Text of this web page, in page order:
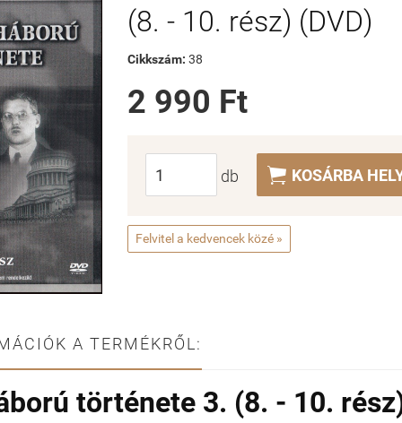
(8. - 10. rész) (DVD)
Cikkszám: 38
2 990 Ft
db  KOSÁRBA
Felvitel a kedvencek közé »
A TERMÉKRŐL:
története 3. (8. - 10.